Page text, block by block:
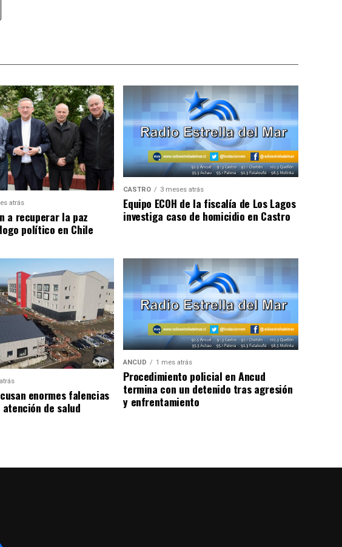
atrás
a recuperar la paz
político en Chile
CASTRO 3 meses atrás
Equipo ECOH de la fiscalía de Los Lagos
investiga caso de homicidio en Castro
enormes falencias
de salud
ANCUD 1 mes atrás
Procedimiento policial en Ancud
termina con un detenido tras agresión
y enfrentamiento